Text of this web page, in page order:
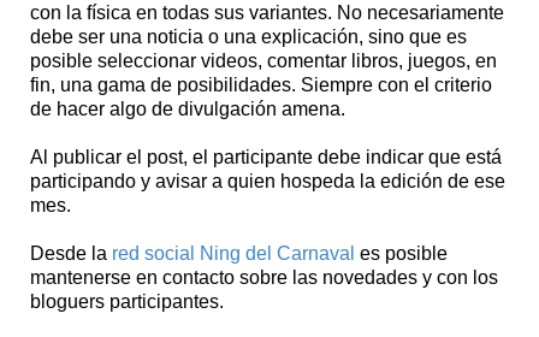
con la física en todas sus variantes. No necesariamente
debe ser una noticia o una explicación, sino que es
posible seleccionar videos, comentar libros, juegos, en
fin, una gama de posibilidades. Siempre con el criterio
de hacer algo de divulgación amena.
Al publicar el post, el participante debe indicar que está
participando y avisar a quien hospeda la edición de ese
mes.
Desde la red social Ning del Carnaval es posible
mantenerse en contacto sobre las novedades y con los
bloguers participantes.